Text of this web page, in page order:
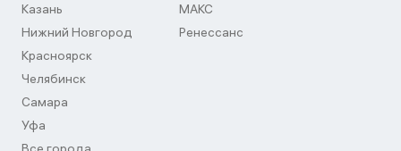
Казань
Нижний Новгород
Красноярск
Челябинск
Самара
Уфа
МАКС
Ренессанс